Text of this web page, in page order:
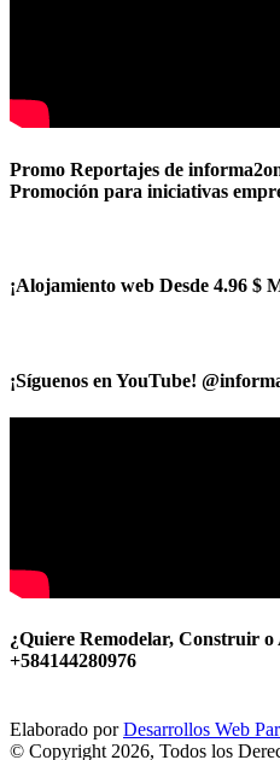
Promo Reportajes de
Promoción para iniciativas
¡Alojamiento web Desde 4.96 $
¡Síguenos en YouTube!
¿Quiere Remodelar, Construir
+584144280976
Elaborado porDesarrollos Web
© Copyright 2026, Todos los